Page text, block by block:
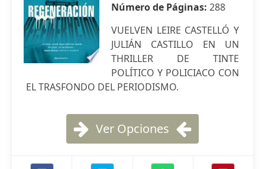
Número de Páginas: 288
VUELVEN LEIRE CASTELLÓ Y
JULIÁN CASTILLO EN UN
THRILLER DE TINTE
POLÍTICO Y POLICIACO CON
EL TRASFONDO DEL PERIODISMO.
Ver Opciones